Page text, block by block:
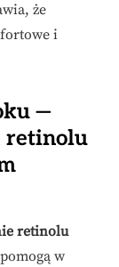
że
i
—
retinolu
retinolu
w